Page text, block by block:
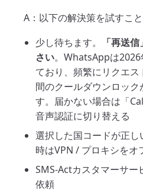
A：以下の解決策を試すこ
少し待ちます。
「再送
さい。WhatsAppは
ており、頻繁にリクエ
間のクールダウンロック
す。届かない場合は「
音声認証に切り替える
選択した国コードが正
時はVPN / プロキシをオ
SMS-Actカスタマーサー
依頼